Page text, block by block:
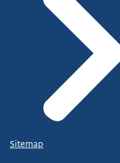
Sitemap